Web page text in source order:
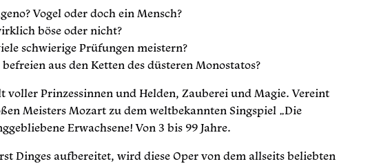
Vogel oder doch ein Mensch?
böse oder nicht?
schwierige Prüfungen meistern?
aus den Ketten des düsteren Monostatos?
voller Prinzessinnen und Helden, Zauberei und Magie. Vereint
Meisters Mozart zu dem weltbekannten Singspiel „Die
Erwachsene! Von 3 bis 99 Jahre.
Dinges aufbereitet, wird diese Oper von dem allseits beliebten